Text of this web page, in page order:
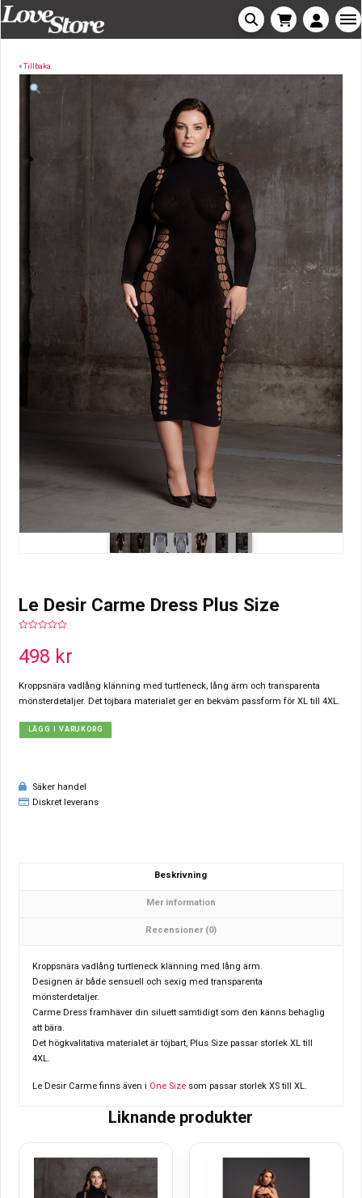
« Tillbaka
Le Desir Carme Dress Plus Size
of
498 kr
Kroppsnära vadlång klänning med turtleneck, lång ärm och transparenta
mönsterdetaljer. Det töjbara materialet ger en bekväm passform för XL till 4XL.
LÄGG I VARUKORG
Säker handel
Diskret leverans
Beskrivning
Mer information
Recensioner (0)
Kroppsnära vadlång turtleneck klänning med lång ärm.
Designen är både sensuell och sexig med transparenta
mönsterdetaljer.
Carme Dress framhäver din siluett samtidigt som den känns behaglig
att bära.
Det högkvalitativa materialet är töjbart, Plus Size passar storlek XL till
4XL.
Le Desir Carme finns även i One Size som passar storlek XS till XL.
Liknande produkter